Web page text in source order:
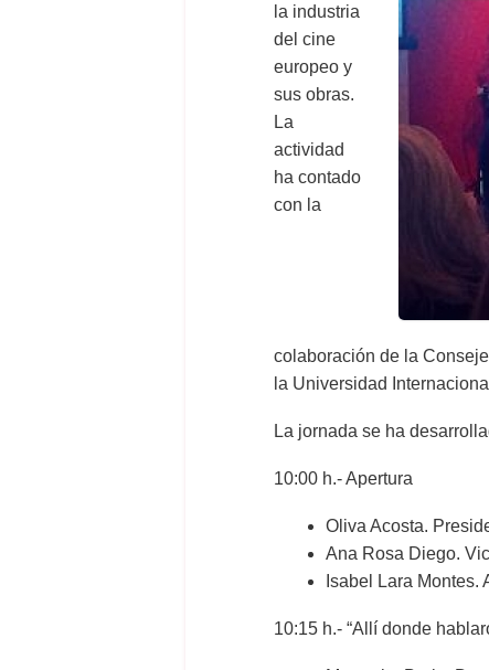
la industria
del cine
europeo y
sus obras.
La
actividad
ha contado
con la
colaboración de la
la Universidad
La jornada se ha
10:00 h.- Apertura
Oliva Acosta.
Ana Rosa Diego.
Isabel Lara
10:15 h.- “Allí donde